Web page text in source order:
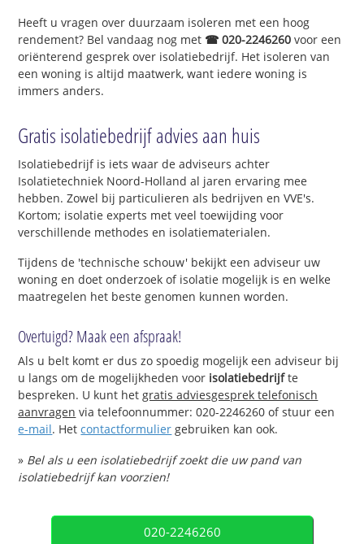
Heeft u vragen over duurzaam isoleren met een hoog
rendement? Bel vandaag nog met ☎ 020-2246260 voor een
oriënterend gesprek over isolatiebedrijf. Het isoleren van
een woning is altijd maatwerk, want iedere woning is
immers anders.
Gratis isolatiebedrijf advies aan huis
Isolatiebedrijf is iets waar de adviseurs achter
Isolatietechniek Noord-Holland al jaren ervaring mee
hebben. Zowel bij particulieren als bedrijven en VVE's.
Kortom; isolatie experts met veel toewijding voor
verschillende methodes en isolatiematerialen.
Tijdens de 'technische schouw' bekijkt een adviseur uw
woning en doet onderzoek of isolatie mogelijk is en welke
maatregelen het beste genomen kunnen worden.
Overtuigd? Maak een afspraak!
Als u belt komt er dus zo spoedig mogelijk een adviseur bij
u langs om de mogelijkheden voor isolatiebedrijfte
bespreken. U kunt hetgratis adviesgesprek telefonisch
aanvragen via telefoonnummer: 020-2246260 of stuur een
e-mail. Hetcontactformulier gebruiken kan ook.
» Bel als u een isolatiebedrijf zoekt die uw pand van
isolatiebedrijf kan voorzien!
020-2246260